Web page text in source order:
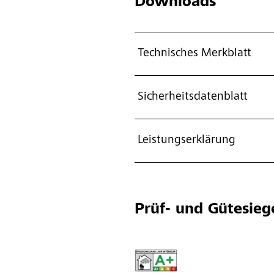
Technisches Merkblatt
Sicherheitsdatenblatt
Leistungserklärung
Prüf- und